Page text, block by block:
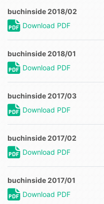
buchinside 2018/02
Download PDF
buchinside 2018/01
Download PDF
buchinside 2017/03
Download PDF
buchinside 2017/02
Download PDF
buchinside 2017/01
Download PDF